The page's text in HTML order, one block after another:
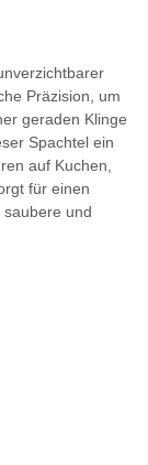
Präzision, um
geraden Klinge
Spachtel ein
auf Kuchen,
für einen
und